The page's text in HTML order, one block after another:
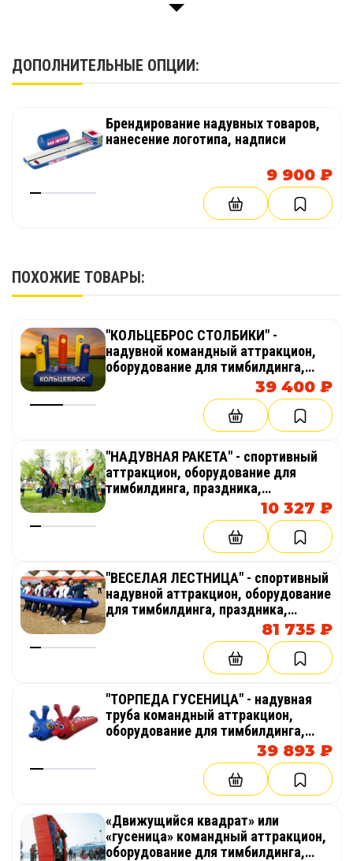
ДОПОЛНИТЕЛЬНЫЕ ОПЦИИ:
Брендирование надувных товаров,
нанесение логотипа, надписи
9 900 ₽
ПОХОЖИЕ ТОВАРЫ:
"КОЛЬЦЕБРОС СТОЛБИКИ" -
надувной командный аттракцион,
оборудование для тимбилдинга,
праздника, корпоратива,
соревнований, веселых стартов,
39 400 ₽
"НАДУВНАЯ РАКЕТА" - спортивный
аттракцион, оборудование для
тимбилдинга, праздника,
корпоратива, соревнований,
веселых стартов, эстафет
10 327 ₽
"ВЕСЕЛАЯ ЛЕСТНИЦА" - спортивный
надувной аттракцион, оборудование
для тимбилдинга, праздника,
корпоратива, соревнований,
веселых стартов, эстафет
81 735 ₽
"ТОРПЕДА ГУСЕНИЦА" - надувная
труба командный аттракцион,
оборудование для тимбилдинга,
праздника, корпоратива,
соревнований, веселых стартов,
39 893 ₽
«Движущийся квадрат» или
«гусеница» командный аттракцион,
оборудование для тимбилдинга,